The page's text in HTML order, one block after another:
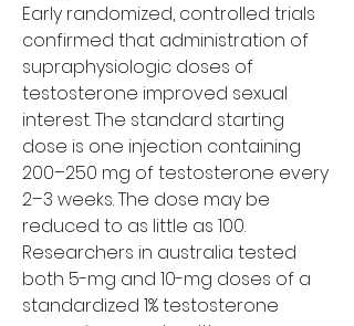
Early randomized, controlled trials
confirmed that administration of
supraphysiologic doses of
testosterone improved sexual
interest. The standard starting
dose is one injection containing
200–250 mg of testosterone every
2–3 weeks. The dose may be
reduced to as little as 100.
Researchers in australia tested
both 5-mg and 10-mg doses of a
standardized 1% testosterone